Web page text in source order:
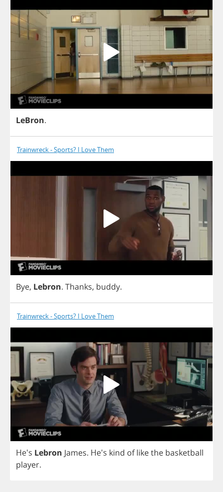
LeBron.
Trainwreck - Sports? I Love Them
Bye, Lebron. Thanks, buddy.
Trainwreck - Sports? I Love Them
He's Lebron James. He's kind of likethe basketball
player.